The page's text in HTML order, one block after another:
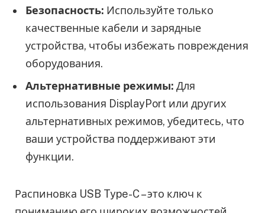
Безопасность: Используйте только
качественные кабели и зарядные
устройства, чтобы избежать повреждения
оборудования.
Альтернативные режимы: Для
использования DisplayPort или других
альтернативных режимов, убедитесь, что
ваши устройства поддерживают эти
функции.
Распиновка USB Type-C – это ключ к